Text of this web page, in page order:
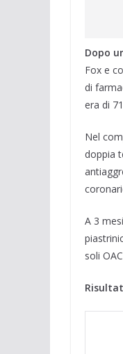
Dopo
Fox e
di
era di
Nel
doppia
A 3
soli